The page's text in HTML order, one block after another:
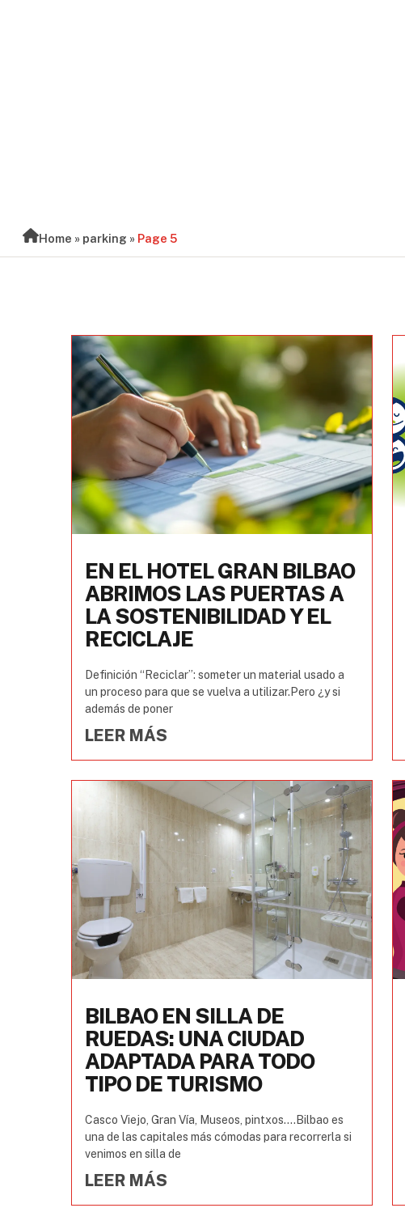
Home » parking » Page 5
EN EL HOTEL GRAN BILBAO
ABRIMOS LAS PUERTAS A
LA SOSTENIBILIDAD Y EL
RECICLAJE
Definición “Reciclar”: someter un material usado a
un proceso para que se vuelva a utilizar.Pero ¿y si
además de poner
LEER MÁS
BILBAO EN SILLA DE
RUEDAS: UNA CIUDAD
ADAPTADA PARA TODO
TIPO DE TURISMO
Casco Viejo, Gran Vía, Museos, pintxos….Bilbao es
una de las capitales más cómodas para recorrerla si
venimos en silla de
LEER MÁS